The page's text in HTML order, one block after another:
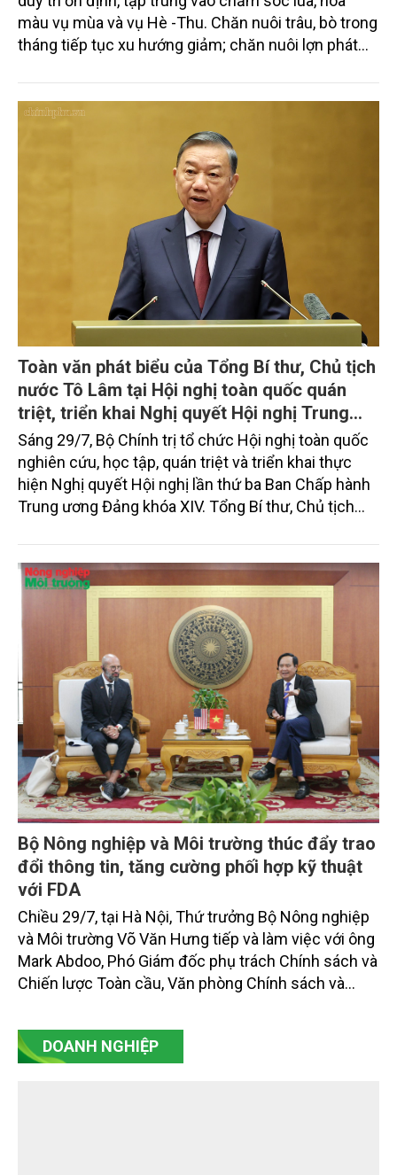
màu vụ mùa và vụ Hè -Thu. Chăn nuôi trâu, bò trong
tháng tiếp tục xu hướng giảm; chăn nuôi lợn phát
trưởng khá. Diện tích rừng trồng mới và sản lượng
thủy sản đều tăng nhẹ.
Toàn văn phát biểu của Tổng Bí thư, Chủ tịch
nước Tô Lâm tại Hội nghị toàn quốc quán
triệt, triển khai Nghị quyết Hội nghị Trung
ương 3, khóa XIV
Sáng 29/7, Bộ Chính trị tổ chức Hội nghị toàn quốc
nghiên cứu, học tập, quán triệt và triển khai thực
hiện Nghị quyết Hội nghị lần thứ ba Ban Chấp hành
Trung ương Đảng khóa XIV. Tổng Bí thư, Chủ tịch
trọng. Tạp chí Nông nghiệp và Môi trường trân trọng
giới thiệu toàn văn bài phát biểu của đồng chí Tổng
Bí thư, Chủ tịch nước.
Bộ Nông nghiệp và Môi trường thúc đẩy trao
đổi thông tin, tăng cường phối hợp kỹ thuật
với FDA
Chiều 29/7, tại Hà Nội, Thứ trưởng Bộ Nông nghiệp
và Môi trường Võ Văn Hưng tiếp và làm việc với ông
Mark Abdoo, Phó Giám đốc phụ trách Chính sách và
Chiến lược Toàn cầu, Văn phòng Chính sách và
và Dược phẩm Hoa Kỳ (FDA).
DOANH NGHIỆP